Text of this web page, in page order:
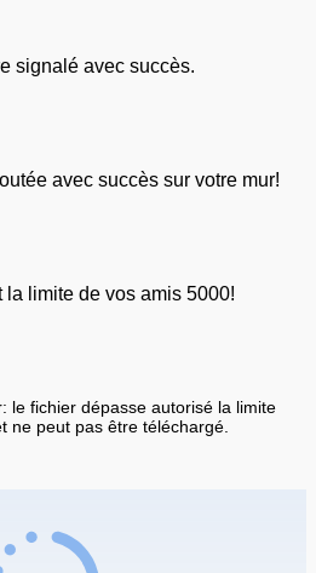
signalé avec succès.
avec succès sur votre mur!
la limite de vos amis 5000!
le fichier dépasse autorisé la limite
ne peut pas être téléchargé.